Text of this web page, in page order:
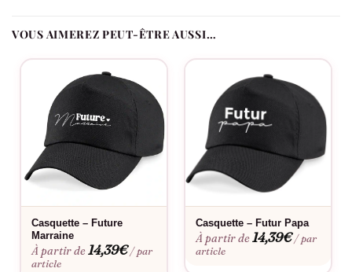
prévu à la commande.
VOUS AIMEREZ PEUT-ÊTRE AUSSI…
Casquette – Future
Marraine
À partir de14,39€ / par
article
Casquette – Futur Papa
À partir de14,39€ / par
article